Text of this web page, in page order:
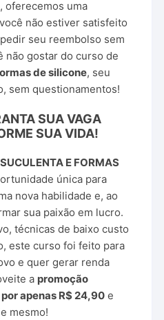
oferecemos uma
não estiver satisfeito
seu reembolso sem
não gostar do curso de
de silicone, seu
sem questionamentos!
SUA VAGA
SUA VIDA!
E FORMAS
única para
nova habilidade e, ao
sua paixão em lucro.
técnicas de baixo custo
este curso foi feito para
e quer gerar renda
a promoção
apenas R$ 24,90 e
mesmo!